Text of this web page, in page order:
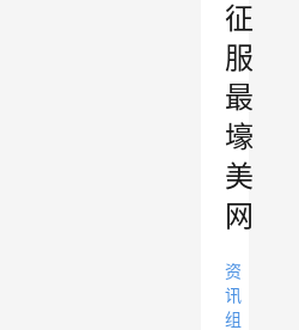
征
服
最
壕
美
网
资
讯
组